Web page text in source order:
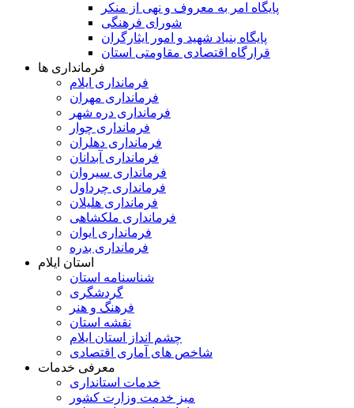
پایگاه امر به معروف و نهی از منکر
شورای فرهنگی
پایگاه بنیاد شهید و امور ایثارگران
قرارگاه اقتصادی مقاومتی استان
فرمانداری ها
فرمانداری ایلام
فرمانداری مهران
فرمانداری دره شهر
فرمانداری چوار
فرمانداری دهلران
فرمانداری آبدانان
فرمانداری سیروان
فرمانداری چرداول
فرمانداری هلیلان
فرمانداری ملکشاهی
فرمانداری ایوان
فرمانداری بدره
استان ایلام
شناسنامه استان
گردشگری
فرهنگ و هنر
نقشه استان
چشم انداز استان ایلام
شاخص های آماری اقتصادی
معرفی خدمات
خدمات استانداری
میز خدمت وزارت کشور